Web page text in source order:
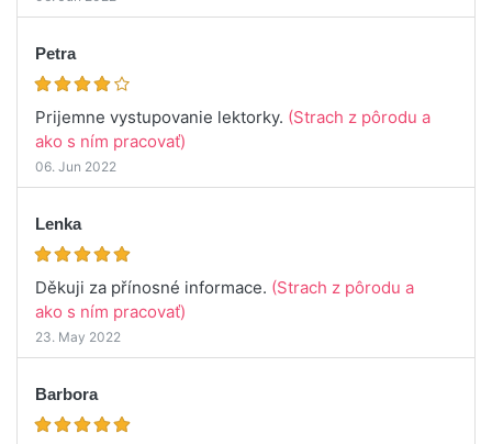
Petra
Prijemne vystupovanie lektorky. (Strach z pôrodu a
ako s ním pracovať)
06. Jun 2022
Lenka
Děkuji za přínosné informace. (Strach z pôrodu a
ako s ním pracovať)
23. May 2022
Barbora